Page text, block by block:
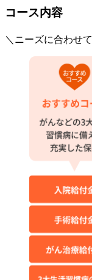
コース内容
＼ニーズに合わせ